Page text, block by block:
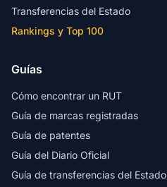
Transferencias del Estado
Rankings y Top 100
Guías
Cómo encontrar un RUT
Guía de marcas registradas
Guía de patentes
Guía del Diario Oficial
Guía de transferencias del Estado